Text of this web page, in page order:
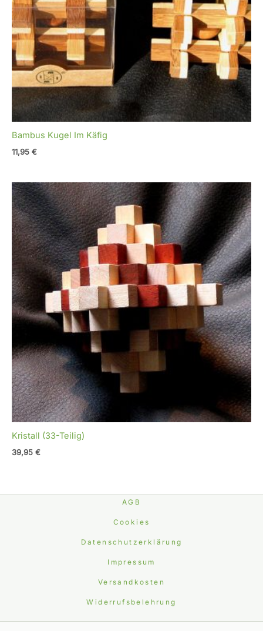
Bambus Kugel Im Käfig
11,95 €
Kristall (33-Teilig)
39,95 €
AGB
Cookies
Datenschutzerklärung
Impressum
Versandkosten
Widerrufsbelehrung